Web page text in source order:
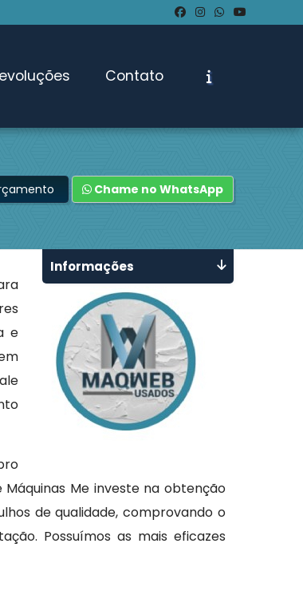
Contato
Chame no WhatsApp
e
Me investe na obtenção
de qualidade, comprovando o
Possuímos as mais eficazes
Informações